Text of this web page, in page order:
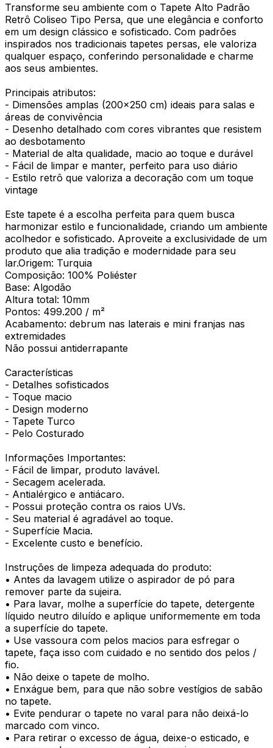
Transforme seu ambiente com o Tapete Alto Padrão
Retrô Coliseo Tipo Persa, que une elegância e conforto
em um design clássico e sofisticado. Com padrões
inspirados nos tradicionais tapetes persas, ele valoriza
qualquer espaço, conferindo personalidade e charme
aos seus ambientes.
Principais atributos:
- Dimensões amplas (200x250 cm) ideais para salas e
áreas de convivência
- Desenho detalhado com cores vibrantes que resistem
ao desbotamento
- Material de alta qualidade, macio ao toque e durável
- Fácil de limpar e manter, perfeito para uso diário
- Estilo retrô que valoriza a decoração com um toque
vintage
Este tapete é a escolha perfeita para quem busca
harmonizar estilo e funcionalidade, criando um ambiente
acolhedor e sofisticado. Aproveite a exclusividade de um
produto que alia tradição e modernidade para seu
lar.Origem: Turquia
Composição: 100% Poliéster
Base: Algodão
Altura total: 10mm
Pontos: 499.200 / m²
Acabamento: debrum nas laterais e mini franjas nas
extremidades
Não possui antiderrapante
Características
- Detalhes sofisticados
- Toque macio
- Design moderno
- Tapete Turco
- Pelo Costurado
Informações Importantes:
- Fácil de limpar, produto lavável.
- Secagem acelerada.
- Antialérgico e antiácaro.
- Possui proteção contra os raios UVs.
- Seu material é agradável ao toque.
- Superfície Macia.
- Excelente custo e benefício.
Instruções de limpeza adequada do produto:
• Antes da lavagem utilize o aspirador de pó para
remover parte da sujeira.
• Para lavar, molhe a superfície do tapete, detergente
líquido neutro diluído e aplique uniformemente em toda
a superfície do tapete.
• Use vassoura com pelos macios para esfregar o
tapete, faça isso com cuidado e no sentido dos pelos /
fio.
• Não deixe o tapete de molho.
• Enxágue bem, para que não sobre vestígios de sabão
no tapete.
• Evite pendurar o tapete no varal para não deixá-lo
marcado com vinco.
• Para retirar o excesso de água, deixe-o esticado, e